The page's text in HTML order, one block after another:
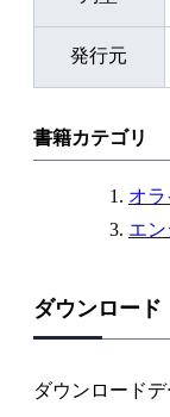
発行元
書籍カテゴリ
オ
エ
ダウンロード
ダウンロードデ